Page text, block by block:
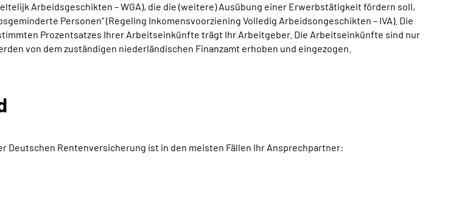
Arbeidsgeschikten – WGA), die die (weitere) Ausübung einer Erwerbstätigkeit fördern soll,
Personen“ (Regeling Inkomensvoorziening Volledig Arbeidsongeschikten – IVA). Die
Prozentsatzes Ihrer Arbeitseinkünfte trägt Ihr Arbeitgeber. Die Arbeitseinkünfte sind nur
von dem zuständigen niederländischen Finanzamt erhoben und eingezogen.
Rentenversicherung ist in den meisten Fällen Ihr Ansprechpartner: